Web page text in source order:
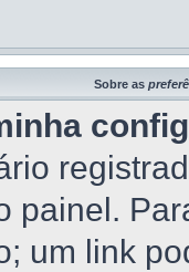
Sobre as
painel.
um link